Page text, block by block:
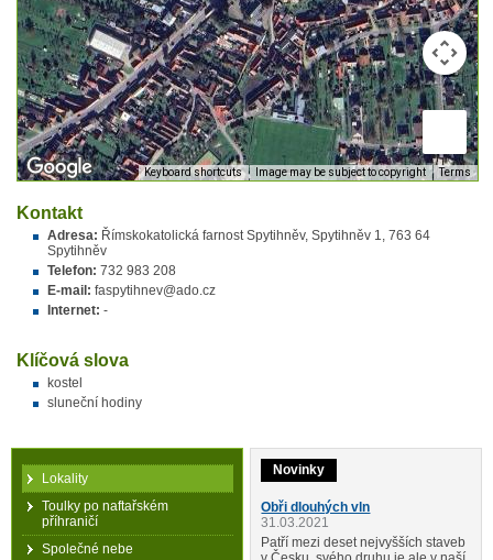
Keyboard shortcuts Image may be subject to copyright Terms
Kontakt
Adresa: Římskokatolická farnost Spytihněv, Spytihněv 1, 763 64
Spytihněv
Telefon: 732 983 208
E-mail: faspytihnev@ado.cz
Internet: -
Klíčová slova
kostel
sluneční hodiny
Novinky
Obři dlouhých vln
31.03.2021
Patří mezi deset nejvyšších staveb
Lokality
Toulky po naftařském
příhraničí
Společné nebe